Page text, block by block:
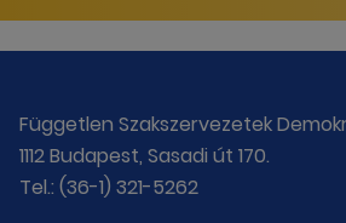
Független Szakszervezetek
1112 Budapest, Sasadi út 170.
Tel.: (36-1) 321-5262